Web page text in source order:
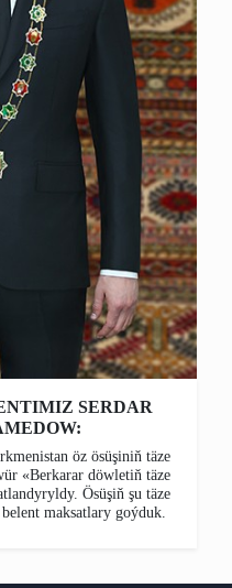
SERDAR
öz ösüşiniň täze
«Berkarar döwletiň täze
Ösüşiň şu täze
maksatlary goýduk.